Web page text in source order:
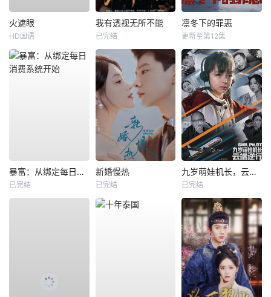
火遮眼
HD国语
我有透视无所不能
已完结
凛冬下的罪恶
更新至第12集
暴富：从绑定每日消费系统开始
已完结
新婚慢热
已完结
九岁萌娃机长，云端逆行
已完结